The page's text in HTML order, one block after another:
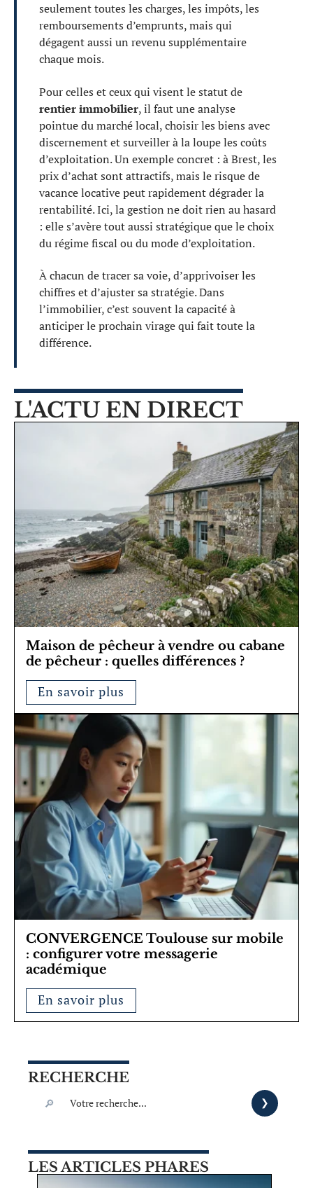
seulement toutes les charges, les impôts, les
remboursements d’emprunts, mais qui
dégagent aussi un revenu supplémentaire
chaque mois.
Pour celles et ceux qui visent le statut de
rentier immobilier, il faut une analyse
pointue du marché local, choisir les biens avec
discernement et surveiller à la loupe les coûts
d’exploitation. Un exemple concret : à Brest, les
prix d’achat sont attractifs, mais le risque de
vacance locative peut rapidement dégrader la
rentabilité. Ici, la gestion ne doit rien au hasard
: elle s’avère tout aussi stratégique que le choix
du régime fiscal ou du mode d’exploitation.
À chacun de tracer sa voie, d’apprivoiser les
chiffres et d’ajuster sa stratégie. Dans
l’immobilier, c’est souvent la capacité à
anticiper le prochain virage qui fait toute la
différence.
L'ACTU EN DIRECT
Maison de pêcheur à vendre ou cabane
de pêcheur : quelles différences ?
En savoir plus
CONVERGENCE Toulouse sur mobile
: configurer votre messagerie
académique
En savoir plus
RECHERCHE
LES ARTICLES PHARES